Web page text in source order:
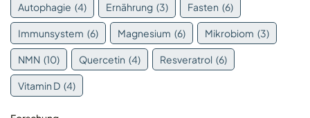
Autophagie (4) Ernährung (3) Fasten (6)
Immunsystem (6) Magnesium (6) Mikrobiom (3)
NMN (10) Quercetin (4) Resveratrol (6)
Vitamin D (4)